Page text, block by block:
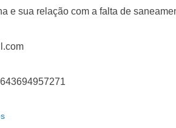
e sua relação com a falta de